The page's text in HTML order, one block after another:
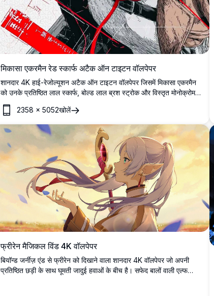
मिकासा एकरमैन रेड स्कार्फ अटैक ऑन टाइटन वॉलपेपर
शानदार 4K हाई-रेजोल्यूशन अटैक ऑन टाइटन वॉलपेपर जिसमें मिकासा एकरमैन
को उनके प्रतिष्ठित लाल स्कार्फ, बोल्ड लाल ब्रश स्ट्रोक और विस्तृत मोनोक्रोम
इंक आर्ट के साथ एक नाटकीय मंगा-स्टाइल पोर्ट्रेट में दिखाया गया है।
2358 ×5052खोलें
फ्रीरेन मैजिकल विंड 4K वॉलपेपर
बियॉन्ड जर्नीज़ एंड से फ्रीरेन को दिखाने वाला शानदार 4K वॉलपेपर जो अपनी
प्रतिष्ठित छड़ी के साथ घूमती जादुई हवाओं के बीच है। सफेद बालों वाली एल्फ